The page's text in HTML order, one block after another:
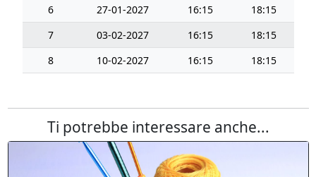
6
27-01-2027 16:15
18:15
7
03-02-2027 16:15
18:15
8
10-02-2027 16:15 18:15
Ti potrebbe interessare anche...